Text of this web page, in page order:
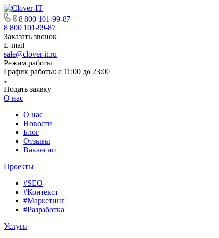
8 800 101-99-87
8 800 101-99-87
Заказать звонок
E-mail
sale@clover-it.ru
Режим работы
График работы: с 11:00 до 23:00
Подать заявку
О нас
О нас
Новости
Блог
Отзывы
Вакансии
Проекты
#SEO
#Контекст
#Маркетинг
#Разработка
Услуги